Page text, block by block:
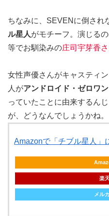
ちなみに、SEVENに倒され
ル星人がモチーフ。演じる
等でお馴染みの庄司宇芽香
女性声優さんがキャスティ
人がアンドロイド・ゼロワン
っていたことに由来するん
が、どうなんでしょうかね。
Amazonで「チブル星人」
楽
メル